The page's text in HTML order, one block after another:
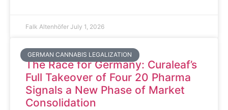
Falk Altenhöfer July 1, 2026
GERMAN CANNABIS LEGALIZATION
The Race for Germany: Curaleaf’s
Full Takeover of Four 20 Pharma
Signals a New Phase of Market
Consolidation